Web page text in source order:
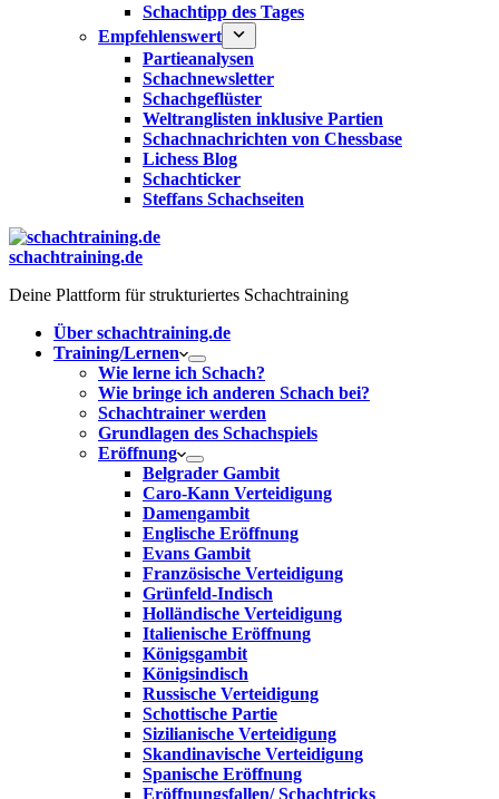
Schachtipp des Tages
Empfehlenswert
Partieanalysen
Schachnewsletter
Schachgeflüster
Weltranglisten inklusive Partien
Schachnachrichten von Chessbase
Lichess Blog
Schachticker
Steffans Schachseiten
schachtraining.de
Deine Plattform für strukturiertes Schachtraining
Über schachtraining.de
Training/Lernen
Wie lerne ich Schach?
Wie bringe ich anderen Schach bei?
Schachtrainer werden
Grundlagen des Schachspiels
Eröffnung
Belgrader Gambit
Caro-Kann Verteidigung
Damengambit
Englische Eröffnung
Evans Gambit
Französische Verteidigung
Grünfeld-Indisch
Holländische Verteidigung
Italienische Eröffnung
Königsgambit
Königsindisch
Russische Verteidigung
Schottische Partie
Sizilianische Verteidigung
Skandinavische Verteidigung
Spanische Eröffnung
Eröffnungsfallen/ Schachtricks